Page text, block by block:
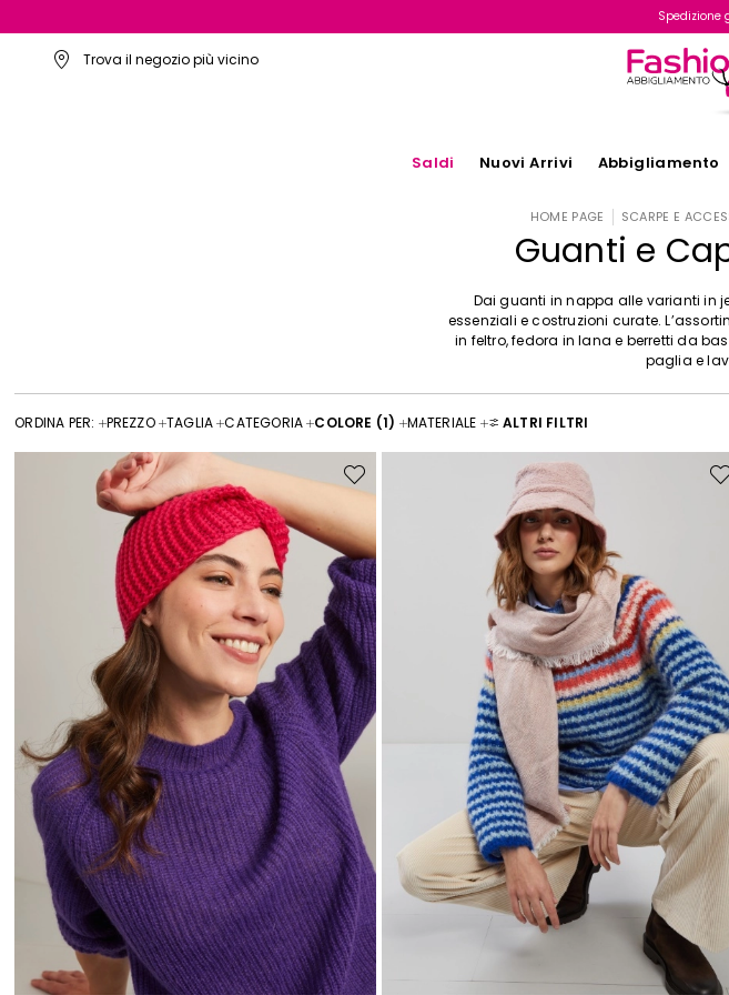
Reso
Spedizione
Trova il negozio più vicino
Saldi Nuovi Arrivi Abbigliamento
HOME PAGE SCARPE E
Guanti e
Dai guanti in nappa alle varianti in
essenziali e costruzioni curate.
in feltro, fedora in lana e berretti da
paglia e
ORDINA PER: PREZZO TAGLIA CATEGORIA COLORE (1) MATERIALE ALTRI FILTRI
Sposta
nella